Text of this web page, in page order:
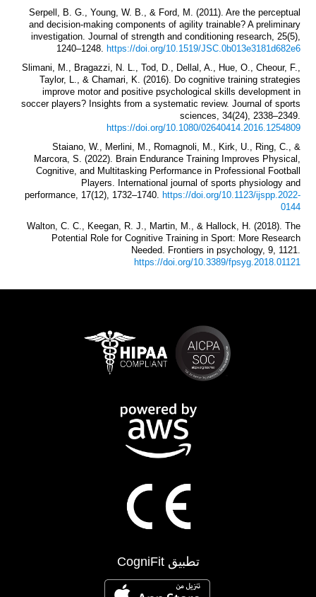
Serpell, B. G., Young, W. B., & Ford, M. (2011). Are the perceptual
and decision-making components of agility trainable? A preliminary
investigation. Journal of strength and conditioning research, 25(5),
1240–1248. https://doi.org/10.1519/JSC.0b013e3181d682e6
Slimani, M., Bragazzi, N. L., Tod, D., Dellal, A., Hue, O., Cheour, F.,
Taylor, L., & Chamari, K. (2016). Do cognitive training strategies
improve motor and positive psychological skills development in
soccer players? Insights from a systematic review. Journal of sports
sciences, 34(24), 2338–2349.
https://doi.org/10.1080/02640414.2016.1254809
Staiano, W., Merlini, M., Romagnoli, M., Kirk, U., Ring, C., &
Marcora, S. (2022). Brain Endurance Training Improves Physical,
Cognitive, and Multitasking Performance in Professional Football
Players. International journal of sports physiology and
performance, 17(12), 1732–1740. https://doi.org/10.1123/ijspp.2022-
0144
Walton, C. C., Keegan, R. J., Martin, M., & Hallock, H. (2018). The
Potential Role for Cognitive Training in Sport: More Research
Needed. Frontiers in psychology, 9, 1121.
https://doi.org/10.3389/fpsyg.2018.01121
تطبيق CogniFit